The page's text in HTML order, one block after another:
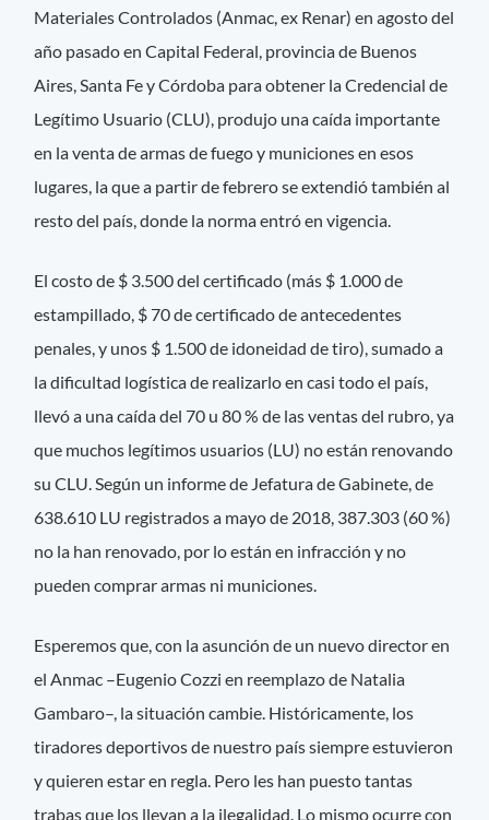
Materiales Controlados (Anmac, ex Renar) en agosto del
año pasado en Capital Federal, provincia de Buenos
Aires, Santa Fe y Córdoba para obtener la Credencial de
Legítimo Usuario (CLU), produjo una caída importante
en la venta de armas de fuego y municiones en esos
lugares, la que a partir de febrero se extendió también al
resto del país, donde la norma entró en vigencia.
El costo de $ 3.500 del certificado (más $ 1.000 de
estampillado, $ 70 de certificado de antecedentes
penales, y unos $ 1.500 de idoneidad de tiro), sumado a
la dificultad logística de realizarlo en casi todo el país,
llevó a una caída del 70 u 80 % de las ventas del rubro, ya
que muchos legítimos usuarios (LU) no están renovando
su CLU. Según un informe de Jefatura de Gabinete, de
638.610 LU registrados a mayo de 2018, 387.303 (60 %)
no la han renovado, por lo están en infracción y no
pueden comprar armas ni municiones.
Esperemos que, con la asunción de un nuevo director en
el Anmac –Eugenio Cozzi en reemplazo de Natalia
Gambaro–, la situación cambie. Históricamente, los
tiradores deportivos de nuestro país siempre estuvieron
y quieren estar en regla. Pero les han puesto tantas
trabas que los llevan a la ilegalidad. Lo mismo ocurre con